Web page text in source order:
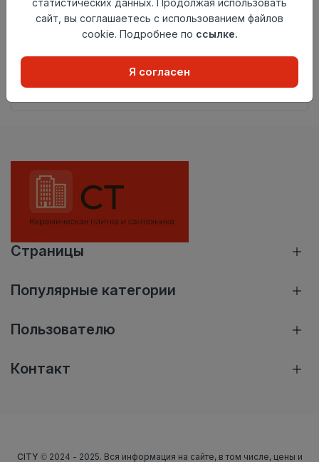
Добавить в корзину
наличие необходимых характеристик и комплектации
Страницы
Популярные категории
Пользователю
Контакт
CITY © 2024 - 2025. Вся информация на сайте, в том числе, цены и
статистических данных. Продолжая использовать
сайт, вы соглашаетесь с использованием файлов
cookie. Подробнее по ссылке.
Я согласен